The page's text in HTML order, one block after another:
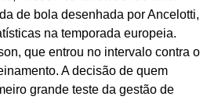
de bola desenhada por Ancelotti,
na temporada europeia.
que entrou no intervalo contra o
A decisão de quem
grande teste da gestão de